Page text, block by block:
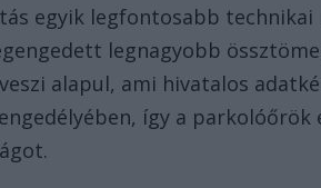
egyik legfontosabb technikai
legnagyobb
alapul, ami hivatalos
így a